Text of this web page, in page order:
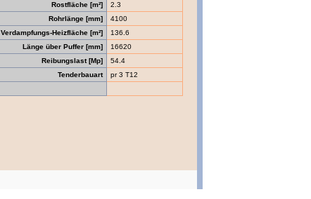
Rostfläche [m²]
2.3
Rohrlänge [mm]
4100
Verdampfungs-Heizfläche [m²]
136.6
Länge über Puffer [mm]
16620
Reibungslast [Mp]
54.4
Tenderbauart
pr 3 T12